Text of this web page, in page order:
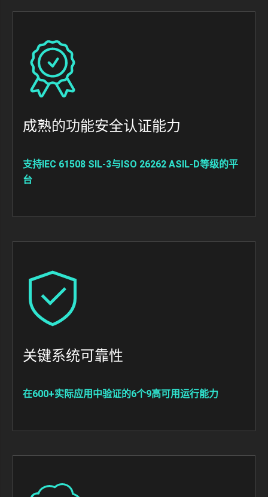
Image
成熟的功能安全认证能力
支持IEC 61508 SIL-3与ISO 26262 ASIL-D等级的平
台
Image
关键系统可靠性
在600+实际应用中验证的6个9高可用运行能力
Image